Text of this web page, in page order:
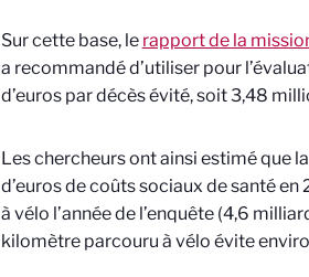
Sur cette base, le rapport de la
a recommandé d’utiliser pour
d’euros par décès évité, soit 3,48
Les chercheurs ont ainsi estimé que
d’euros de coûts sociaux de santé
à vélo l’année de l’enquête (4,6
kilomètre parcouru à vélo évite